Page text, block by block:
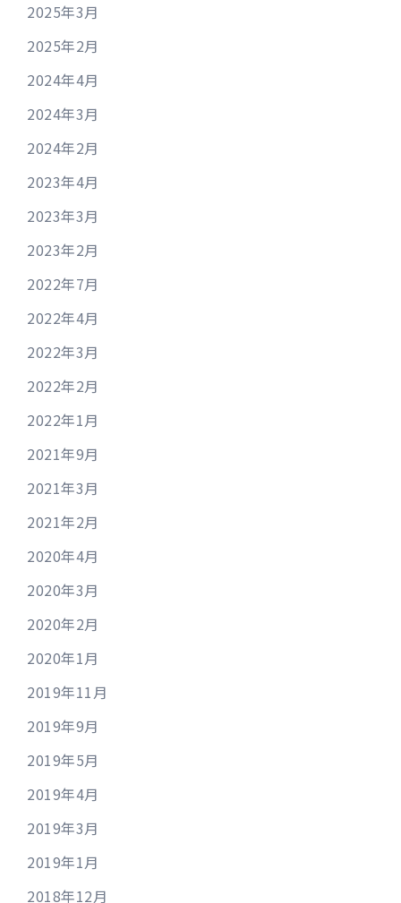
2025年3月
2025年2月
2024年4月
2024年3月
2024年2月
2023年4月
2023年3月
2023年2月
2022年7月
2022年4月
2022年3月
2022年2月
2022年1月
2021年9月
2021年3月
2021年2月
2020年4月
2020年3月
2020年2月
2020年1月
2019年11月
2019年9月
2019年5月
2019年4月
2019年3月
2019年1月
2018年12月